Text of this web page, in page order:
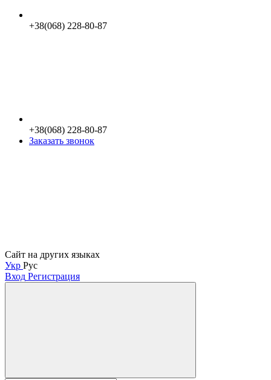
+38(068) 228-80-87
+38(068) 228-80-87
Заказать звонок
Сайт на других языках
Укр Рус
Вход Регистрация